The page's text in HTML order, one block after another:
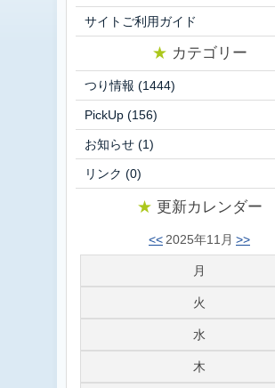
サイトご利用ガイド
★ カテゴリー
つり情報 (1444)
PickUp (156)
お知らせ (1)
リンク (0)
★ 更新カレンダー
<< 2025年11月 >>
月
火
水
木